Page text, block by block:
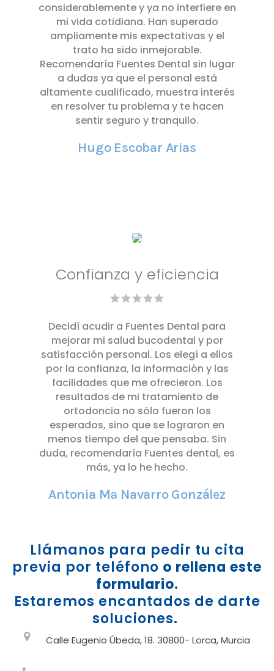
considerablemente y ya no interfiere en
mi vida cotidiana. Han superado
ampliamente mis expectativas y el
trato ha sido inmejorable.
Recomendaría Fuentes Dental sin lugar
a dudas ya que el personal está
altamente cualificado, muestra interés
en resolver tu problema y te hacen
sentir seguro y tranquilo.
Hugo Escobar Arias
Confianza y eficiencia
Decidí acudir a Fuentes Dental para
mejorar mi salud bucodental y por
satisfacción personal. Los elegí a ellos
por la confianza, la información y las
facilidades que me ofrecieron. Los
resultados de mi tratamiento de
ortodoncia no sólo fueron los
esperados, sino que se lograron en
menos tiempo del que pensaba. Sin
duda, recomendaría Fuentes dental, es
más, ya lo he hecho.
Antonia Mª Navarro González
Llámanos para pedir tu cita
previa por teléfono o rellena este
formulario.
Estaremos encantados de darte
soluciones.
Calle Eugenio Úbeda, 18. 30800- Lorca, Murcia